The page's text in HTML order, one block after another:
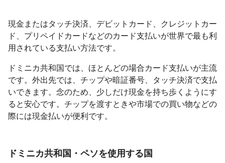
現金またはタッチ決済、デビットカード、クレジットカー
ド、プリペイドカードなどのカード支払いが世界で最も利
用されている支払い方法です。
ドミニカ共和国では、ほとんどの場合カード支払いが主流
です。外出先では、チップや暗証番号、タッチ決済で支払
いできます。念のため、少しだけ現金を持ち歩くようにす
ると安心です。チップを渡すときや市場での買い物などの
際には現金払いが便利です。
ドミニカ共和国・ペソを使用する国